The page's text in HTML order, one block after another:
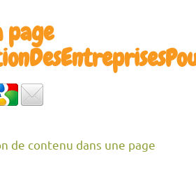
de contenu dans une page